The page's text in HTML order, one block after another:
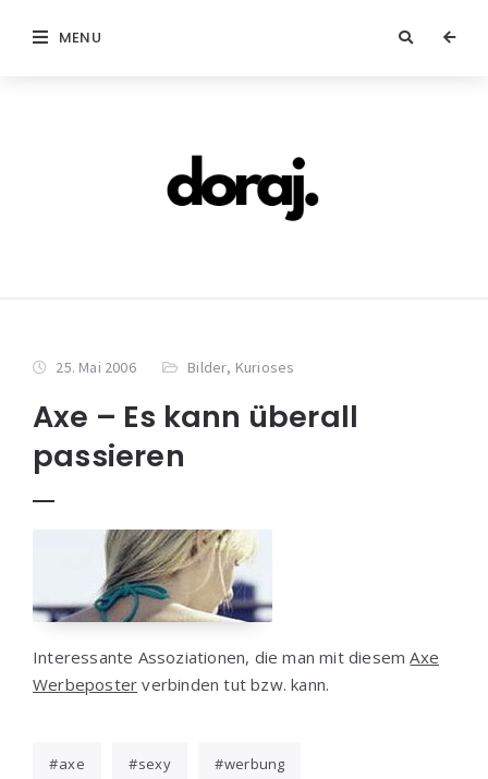
MENU
25. Mai 2006 Bilder, Kurioses
Axe – Es kann überall
passieren
Interessante Assoziationen, die man mit diesemAxe
Werbeposter verbinden tut bzw. kann.
axe sexy werbung